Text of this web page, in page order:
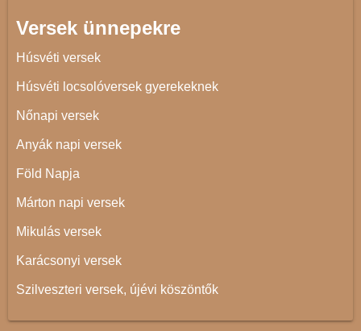
Versek ünnepekre
Húsvéti versek
Húsvéti locsolóversek gyerekeknek
Nőnapi versek
Anyák napi versek
Föld Napja
Márton napi versek
Mikulás versek
Karácsonyi versek
Szilveszteri versek, újévi köszöntők